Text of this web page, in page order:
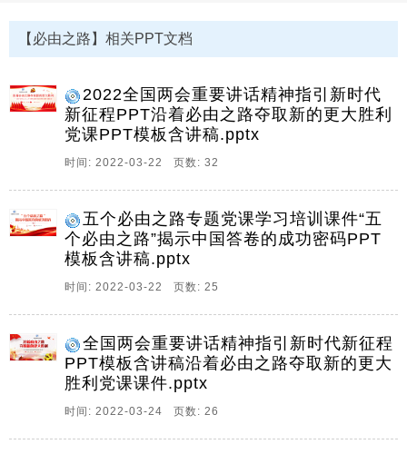
1、沿着必由之路夺取新的更大胜利,习近平总书记二二
二年全国两会重要讲话精神指引新时代新征程,思想之光
照耀奋进之路,在2022年全国两会上,习近平总书记把握
新的时代方位,观大势谋全局明方向,回顾新时代党和人民
奋进历程,首次鲜明提出五个必由之路的。
2、五个必由之路揭示中国答卷的成功密码,中天文库,时
间,2022,3,21,前言导读,3月5日,中共中央总书记国家主席
蒙古代表团审议时,首次用五个必由之路系统阐明新时代
党和人民奋进历程昭示的重要认。
3、2022全国两会重要讲话精神指引新时代新征程,沿着
必由之路夺取新的更大胜利,总书记两会上的重要讲话贯
通历史现在未来,是一系列原创性治国理政新理念新思想
新战略的深刻总结最新概括,闪耀着马克思主义的真理光
芒,成为马克思主义中国化时代化的最新成果。
4、习近平总书记作出的五个战略性有利条件重大论断引
领中国号巨轮行稳致远,用好有利条件走好必由之路,宣讲
人,中天文库,时间,2022,03,10,重大的战略论断,关系全局
个必由之路重大论断的。
【必由之路】相关PPT文档
2022全国两会重要讲话精神指引新时代
新征程PPT沿着必由之路夺取新的更大胜利
党课PPT模板含讲稿.pptx
时间: 2022-03-22 页数: 32
五个必由之路专题党课学习培训课件“五
个必由之路”揭示中国答卷的成功密码PPT
模板含讲稿.pptx
时间: 2022-03-22 页数: 25
全国两会重要讲话精神指引新时代新征程
PPT模板含讲稿沿着必由之路夺取新的更大
胜利党课课件.pptx
时间: 2022-03-24 页数: 26